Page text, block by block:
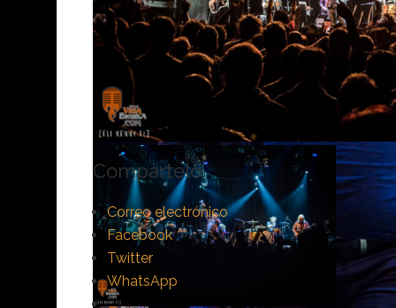
Compártelo:
Correo electrónico
Facebook
Twitter
WhatsApp